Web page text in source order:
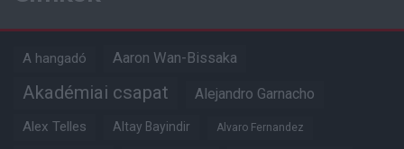
A hangadó Aaron Wan-Bissaka
Akadémiai csapat Alejandro Garnacho
Alex Telles Altay Bayindir Alvaro Fernandez